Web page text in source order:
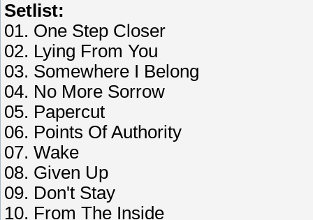
Setlist:
01. One Step Closer
02. Lying From You
03. Somewhere I Belong
04. No More Sorrow
05. Papercut
06. Points Of Authority
07. Wake
08. Given Up
09. Don't Stay
10. From The Inside